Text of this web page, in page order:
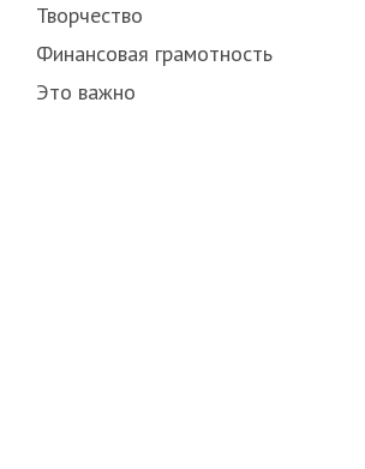
Творчество
Финансовая грамотность
Это важно